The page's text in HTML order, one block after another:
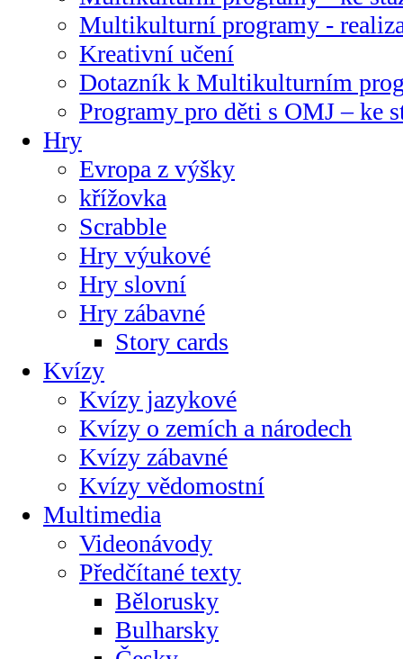
Multikulturní programy -
Kreativní učení
Dotazník k Multikulturním
Programy pro děti s OMJ – ke
Hry
Evropa z výšky
křížovka
Scrabble
Hry výukové
Hry slovní
Hry zábavné
Story cards
Kvízy
Kvízy jazykové
Kvízy o zemích a národech
Kvízy zábavné
Kvízy vědomostní
Multimedia
Videonávody
Předčítané texty
Bělorusky
Bulharsky